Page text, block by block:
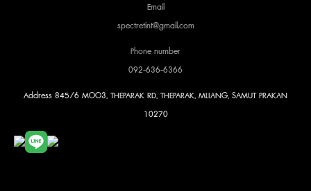
Email
spectretint@gmail.com
Phone number
092-636-6366
Address 845/6 MOO3, THEPARAK RD, THEPARAK, MLIANG, SAMUT PRAKAN
10270